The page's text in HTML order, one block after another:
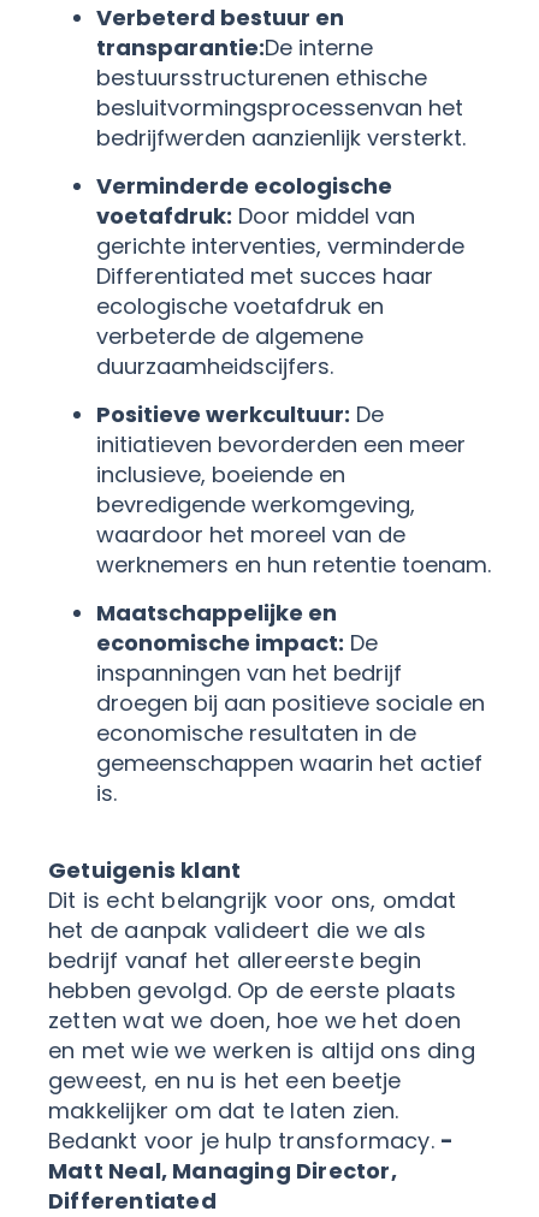
Verbeterd bestuur en
transparantie:De interne
bestuursstructurenen ethische
besluitvormingsprocessenvan het
bedrijfwerden aanzienlijk versterkt.
Verminderde ecologische
voetafdruk: Door middel van
gerichte interventies, verminderde
Differentiated met succes haar
ecologische voetafdruk en
verbeterde de algemene
duurzaamheidscijfers.
Positieve werkcultuur: De
initiatieven bevorderden een meer
inclusieve, boeiende en
bevredigende werkomgeving,
waardoor het moreel van de
werknemers en hun retentie toenam.
Maatschappelijke en
economische impact: De
inspanningen van het bedrijf
droegen bij aan positieve sociale en
economische resultaten in de
gemeenschappen waarin het actief
is.
Getuigenis klant
Dit is echt belangrijk voor ons, omdat
het de aanpak valideert die we als
bedrijf vanaf het allereerste begin
hebben gevolgd. Op de eerste plaats
zetten wat we doen, hoe we het doen
en met wie we werken is altijd ons ding
geweest, en nu is het een beetje
makkelijker om dat te laten zien.
Bedankt voor je hulp transformacy. -
Matt Neal, Managing Director,
Differentiated